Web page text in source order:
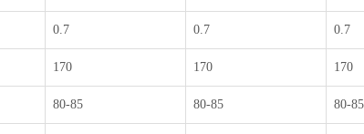
0.7 0.7 0.7
170 170 170
80-85 80-85 80-85